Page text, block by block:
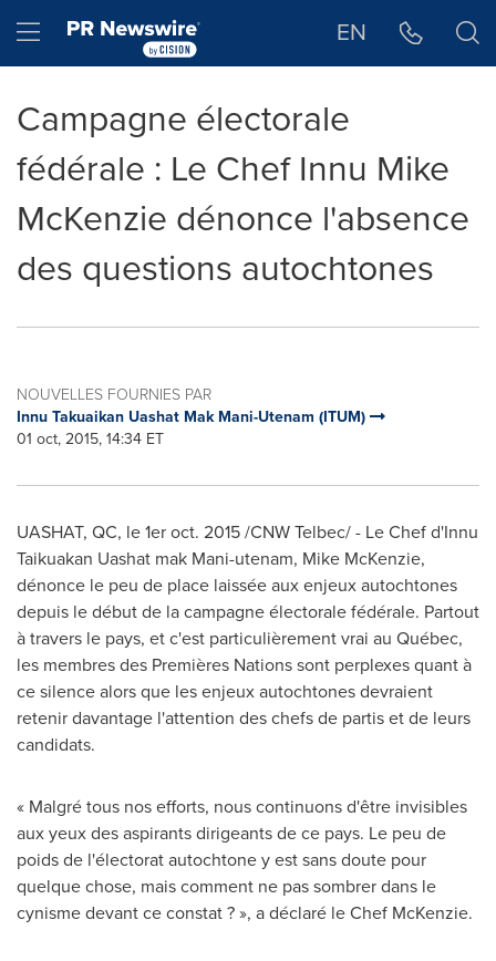
Hamburger menu EN
Campagne électorale
fédérale : Le Chef Innu Mike
McKenzie dénonce l'absence
des questions autochtones
NOUVELLES FOURNIES PAR
Innu Takuaikan Uashat Mak Mani-Utenam (ITUM)
01 oct, 2015, 14:34 ET
UASHAT, QC, le 1er oct. 2015 /CNW Telbec/ - Le Chef d'Innu
Taikuakan Uashat mak Mani-utenam, Mike McKenzie,
dénonce le peu de place laissée aux enjeux autochtones
depuis le début de la campagne électorale fédérale. Partout
à travers le pays, et c'est particulièrement vrai au Québec,
les membres des Premières Nations sont perplexes quant à
ce silence alors que les enjeux autochtones devraient
retenir davantage l'attention des chefs de partis et de leurs
candidats.
« Malgré tous nos efforts, nous continuons d'être invisibles
aux yeux des aspirants dirigeants de ce pays. Le peu de
poids de l'électorat autochtone y est sans doute pour
quelque chose, mais comment ne pas sombrer dans le
cynisme devant ce constat ? », a déclaré le Chef McKenzie.